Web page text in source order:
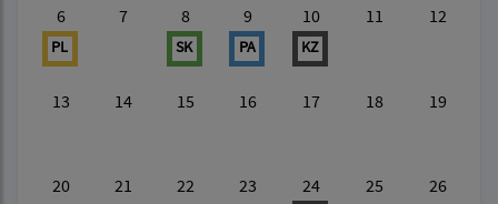
6
PL
7 8
SK
9
PA
10
KZ
11 12
13 14 15 16 17 18 19
20 21 22 23 24 25 26